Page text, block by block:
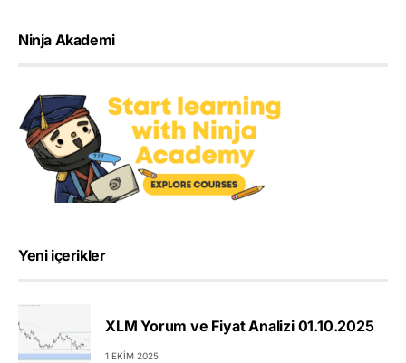
Ninja Akademi
Yeni içerikler
XLM Yorum ve Fiyat Analizi 01.10.2025
1 EKIM 2025